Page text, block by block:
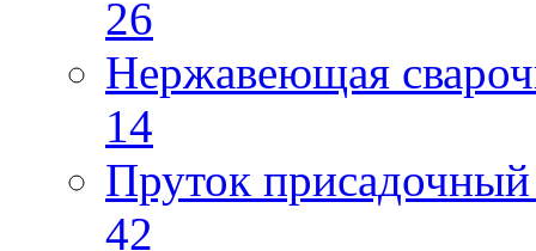
26
Нержавеющая
14
Пруток
42